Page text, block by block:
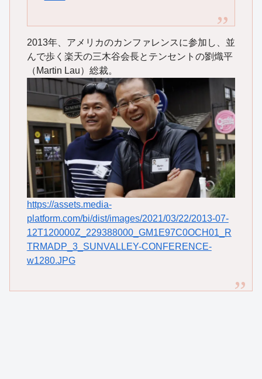
2013年、アメリカのカンファレンスに参加し、並
んで歩く楽天の三木谷会長とテンセントの劉熾平
（Martin Lau）総裁。
https://assets.media-
platform.com/bi/dist/images/2021/03/22/2013-07-
12T120000Z_229388000_GM1E97C0OCH01_R
TRMADP_3_SUNVALLEY-CONFERENCE-
w1280.JPG